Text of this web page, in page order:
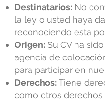
Destinatarios: No
la ley o usted haya
reconociendo esta
Origen: Su CV ha
agencia de
para participar en
Derechos:Tiene
como otros